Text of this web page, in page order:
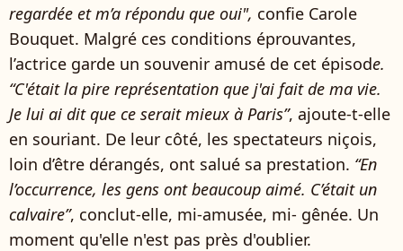
regardée et m’a répondu que oui", confie Carole
Bouquet. Malgré ces conditions éprouvantes,
l’actrice garde un souvenir amusé de cet épisode.
“C'était la pire représentation que j'ai fait de ma vie.
Je lui ai dit que ce serait mieux à Paris”, ajoute-t-elle
en souriant. De leur côté, les spectateurs niçois,
loin d’être dérangés, ont salué sa prestation. “En
l’occurrence, les gens ont beaucoup aimé. C’était un
calvaire”, conclut-elle, mi-amusée, mi- gênée. Un
moment qu'elle n'est pas près d'oublier.